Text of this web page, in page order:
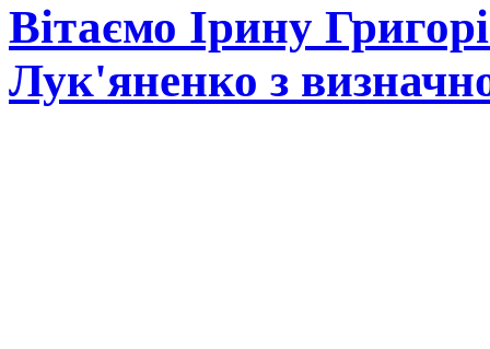
Вітаємо Ірину
Лук'яненко з